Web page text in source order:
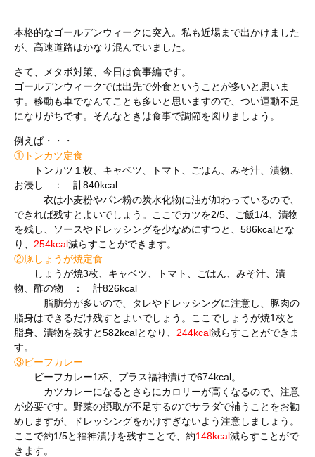
本格的なゴールデンウィークに突入。私も近場まで出かけました
が、高速道路はかなり混んでいました。
さて、メタボ対策、今日は食事編です。
ゴールデンウィークでは出先で外食ということが多いと思いま
す。移動も車でなんてことも多いと思いますので、つい運動不足
になりがちです。そんなときは食事で調節を図りましょう。
例えば・・・
①トンカツ定食
トンカツ１枚、キャベツ、トマト、ごはん、みそ汁、漬物、
お浸し ： 計840kcal
衣は小麦粉やパン粉の炭水化物に油が加わっているので、
できれば残すとよいでしょう。ここでカツを2/5、ご飯1/4、漬物
を残し、ソースやドレッシングを少なめにすつと、586kcalとな
り、 254kcal減らすことができます。
②豚しょうが焼定食
しょうが焼3枚、キャベツ、トマト、ごはん、みそ汁、漬
物、酢の物 ： 計826kcal
脂肪分が多いので、タレやドレッシングに注意し、豚肉の
脂身はできるだけ残すとよいでしょう。ここでしょうが焼1枚と
脂身、漬物を残すと582kcalとなり、 244kcal減らすことができま
す。
③ビーフカレー
ビーフカレー1杯、プラス福神漬けで674kcal。
カツカレーになるとさらにカロリーが高くなるので、注意
が必要です。野菜の摂取が不足するのでサラダで補うことをお勧
めしますが、ドレッシングをかけすぎないよう注意しましょう。
ここで約1/5と福神漬けを残すことで、約148kcal減らすことがで
きます。